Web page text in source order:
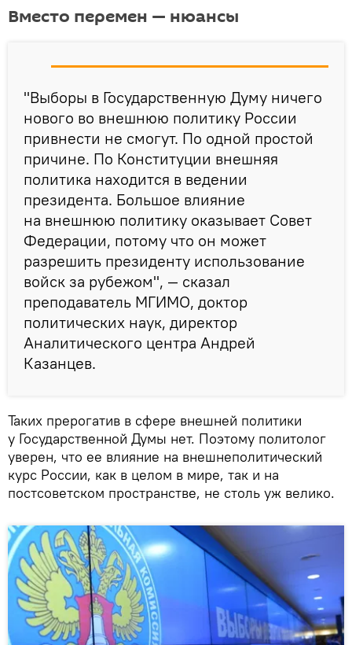
Вместо перемен — нюансы
"Выборы в Государственную Думу ничего
нового во внешнюю политику России
привнести не смогут. По одной простой
причине. По Конституции внешняя
политика находится в ведении
президента. Большое влияние
на внешнюю политику оказывает Совет
Федерации, потому что он может
разрешить президенту использование
войск за рубежом", — сказал
преподаватель МГИМО, доктор
политических наук, директор
Аналитического центра Андрей
Казанцев.
Таких прерогатив в сфере внешней политики
у Государственной Думы нет. Поэтому политолог
уверен, что ее влияние на внешнеполитический
курс России, как в целом в мире, так и на
постсоветском пространстве, не столь уж велико.